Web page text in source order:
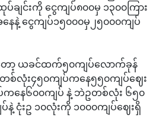
င်းကို ငွေကျပ်၈၀၀မှ ၁၃၀၀ကြား
ေနဲ့ ငွေကျပ်၁၅၀၀၀မှ၂၅၀၀၀ကျပ်
ော့ ယခင်ထက်၅၀ကျပ်လောက်ခုန်
လုံး၄၅၀ကျပ်ကနေ၅၅၀ကျပ်ဈေး
နေ၆၀၀ကျပ် နဲ့ ဘဲဥတစ်လုံး ၆၅၀
ငုံးဥ ၁၀လုံးကို ‌၁၀၀၀ကျပ်ဈေးရှိ